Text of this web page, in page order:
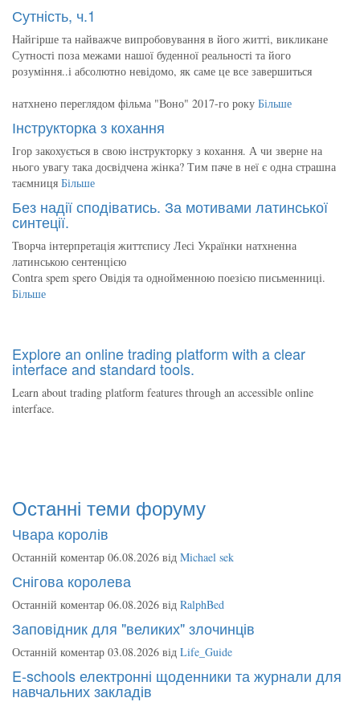
Сутність, ч.1
Найгірше та найважче випробовування в його житті, викликане
Сутності поза межами нашої буденної реальності та його
розуміння..і абсолютно невідомо, як саме це все завершиться
натхнено переглядом фільма "Воно" 2017-го року Більше
Інструкторка з кохання
Ігор закохується в свою інструкторку з кохання. А чи зверне на
нього увагу така досвідчена жінка? Тим паче в неї є одна страшна
таємниця Більше
Без надії сподіватись. За мотивами латинської
синтеції.
Творча інтерпретація життєпису Лесі Українки натхненна
латинською сентенцією
Contra spem spero Овідія та однойменною поезією письменниці.
Більше
Explore an online trading platform with a clear
interface and standard tools.
Learn about trading platform features through an accessible online
interface.
Останні теми форуму
Чвара королів
Останній коментар 06.08.2026 від Michael sek
Снігова королева
Останній коментар 06.08.2026 від RalphBed
Заповідник для "великих" злочинців
Останній коментар 03.08.2026 від Life_Guide
E-schools електронні щоденники та журнали для
навчальних закладів